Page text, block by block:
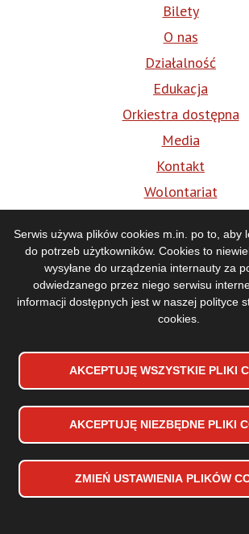
Serwis używa plików cookies m.in. po to, aby
do potrzeb użytkowników. Cookies to
wysyłane do urządzenia internauty za
odwiedzanego przez niego serwisu
informacji dostępnych jest w naszej polityce
cookies
AKCEPTUJĘ WSZYSTKIE PLIKI
AKCEPTUJĘ NIEZBĘDNE PLIKI
WYCOFAJ ZGODĘ NA PLIKI
ZMIEŃ USTAWIENIA PLIKÓW
Bilety
O nas
Działalność
Edukacja
Orkiestra dostępna
Media
Kontakt
Wolontariat
Media
Copyrights 2024 Toruńska Orkiestra
Stopka
dolna
Deklaracja dostępności
Polityka prywatności